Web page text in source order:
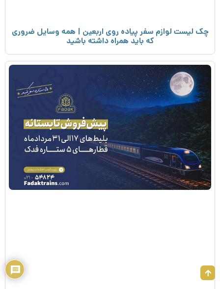
چک لیست لوازم سفر پیاده روی اربعین | همه وسایل ضروری
که باید همراه داشته باشید